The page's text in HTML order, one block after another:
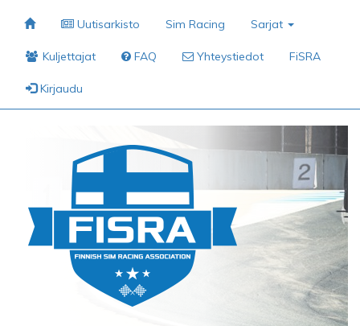
Uutisarkisto Sim Racing Sarjat
Kuljettajat FAQ Yhteystiedot FiSRA
Kirjaudu